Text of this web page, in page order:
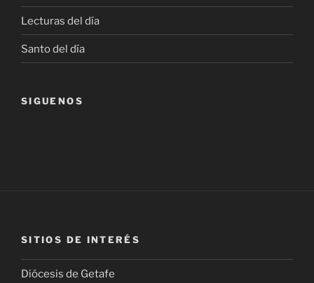
Lecturas del día
Santo del día
SIGUENOS
SITIOS DE INTERÉS
Diócesis de Getafe